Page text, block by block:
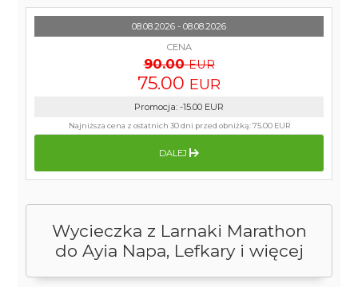
Wycieczka z Larnaki Marathon
do Ayia Napa, Lefkary i więcej
08.08.2026 - 08.08.2026
CENA
90.00 EUR
75.00 EUR
Promocja: -15.00 EUR
Najniższa cena z ostatnich 30 dni przed obniżką:75.00 EUR
DALEJ